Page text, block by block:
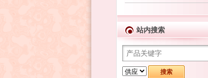
站内搜索